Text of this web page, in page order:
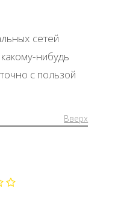
сетей
нибудь
с пользой
Вверх